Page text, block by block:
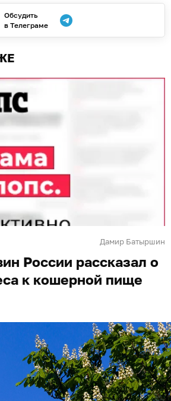
Обсудить
в Телеграме
Дамир Батыршин
России рассказал о
к кошерной пище